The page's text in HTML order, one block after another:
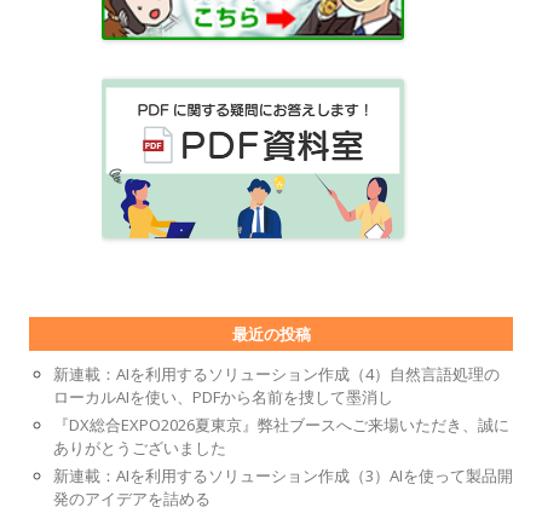
最近の投稿
新連載：AIを利用するソリューション作成（4）自然言語処理の
ローカルAIを使い、PDFから名前を捜して墨消し
『DX総合EXPO2026夏東京』弊社ブースへご来場いただき、誠に
ありがとうございました
新連載：AIを利用するソリューション作成（3）AIを使って製品開
発のアイデアを詰める